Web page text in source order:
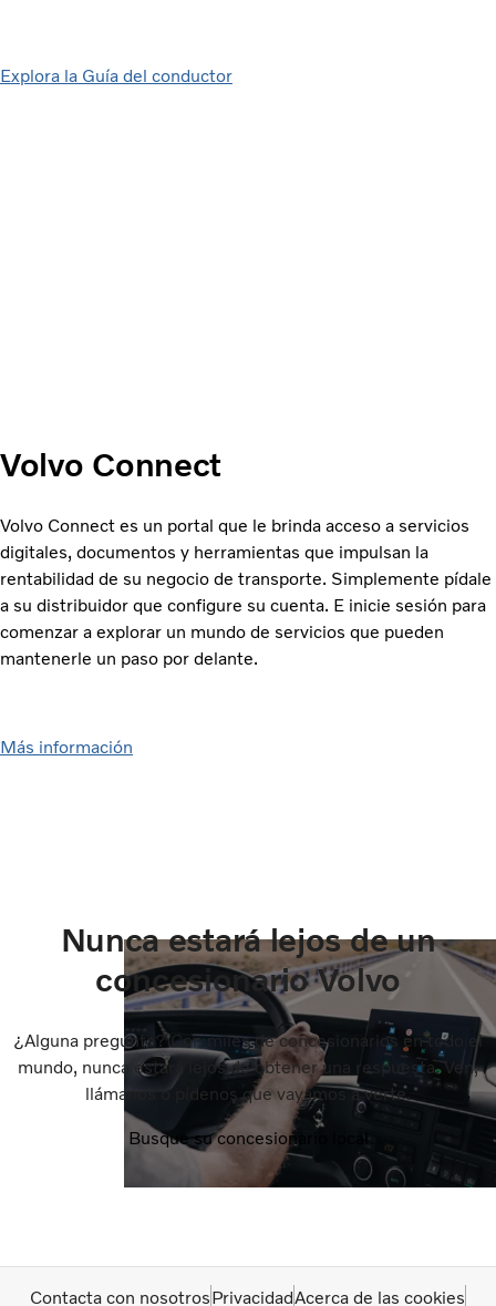
Explora la Guía del conductor
Volvo Connect
Volvo Connect es un portal que le brinda acceso a servicios
digitales, documentos y herramientas que impulsan la
rentabilidad de su negocio de transporte. Simplemente pídale
a su distribuidor que configure su cuenta. E inicie sesión para
comenzar a explorar un mundo de servicios que pueden
mantenerle un paso por delante.
Más información
Nunca estará lejos de un
concesionario Volvo
¿Alguna pregunta? Con miles de concesionarios en todo el
mundo, nunca estará lejos de obtener una respuesta. Ven,
llámanos o pídenos que vayamos a verte.
Busque su concesionario local
Contacta con nosotrosPrivacidadAcerca de las cookies